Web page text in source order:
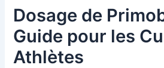
Dosage de
Guide pour les
Athlètes